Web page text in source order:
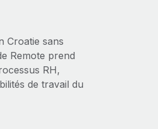
Croatie sans
Remote prend
RH,
de travail du